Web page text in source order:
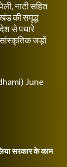
नाटी सहित
की समृद्ध
से पधारे
सांस्कृतिक जड़ों
June
सरकार के काम